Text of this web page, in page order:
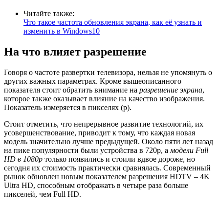
Читайте также:
Что такое частота обновления экрана, как её узнать и
изменить в Windows10
На что влияет разрешение
Говоря о частоте развертки телевизора, нельзя не упомянуть о
других важных параметрах. Кроме вышеописанного
показателя стоит обратить внимание на разрешение экрана,
которое также оказывает влияние на качество изображения.
Показатель измеряется в пикселях (p).
Стоит отметить, что непрерывное развитие технологий, их
усовершенствование, приводит к тому, что каждая новая
модель значительно лучше предыдущей. Около пяти лет назад
на пике популярности были устройства в 720p, а модели Full
HD в 1080p только появились и стоили вдвое дороже, но
сегодня их стоимость практически сравнялась. Современный
рынок обновлен новым показателем разрешения HDTV – 4K
Ultra HD, способным отображать в четыре раза больше
пикселей, чем Full HD.